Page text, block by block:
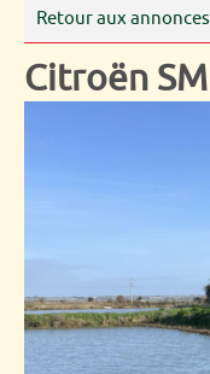
Retour aux annonces
Citroën SM